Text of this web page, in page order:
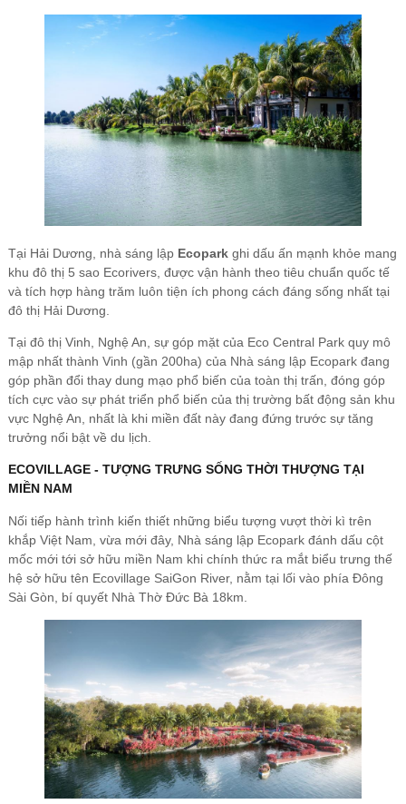
Tại Hải Dương, nhà sáng lập Ecoparkghi dấu ấn mạnh khỏe mang
khu đô thị 5 sao Ecorivers, được vận hành theo tiêu chuẩn quốc tế
và tích hợp hàng trăm luôn tiện ích phong cách đáng sống nhất tại
đô thị Hải Dương.
Tại đô thị Vinh, Nghệ An, sự góp mặt của Eco Central Park quy mô
mập nhất thành Vinh (gần 200ha) của Nhà sáng lập Ecopark đang
góp phần đổi thay dung mạo phổ biến của toàn thị trấn, đóng góp
tích cực vào sự phát triển phổ biến của thị trường bất động sản khu
vực Nghệ An, nhất là khi miền đất này đang đứng trước sự tăng
trưởng nổi bật về du lịch.
ECOVILLAGE - TƯỢNG TRƯNG SỐNG THỜI THƯỢNG TẠI
MIỀN NAM
Nối tiếp hành trình kiến thiết những biểu tượng vượt thời kì trên
khắp Việt Nam, vừa mới đây, Nhà sáng lập Ecopark đánh dấu cột
mốc mới tới sở hữu miền Nam khi chính thức ra mắt biểu trưng thế
hệ sở hữu tên Ecovillage SaiGon River, nằm tại lối vào phía Đông
Sài Gòn, bí quyết Nhà Thờ Đức Bà 18km.